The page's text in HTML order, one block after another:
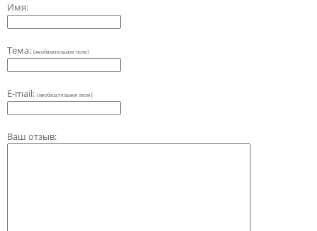
Имя:
Тема: (необязательное поле)
E-mail: (необязательное поле)
Ваш отзыв: